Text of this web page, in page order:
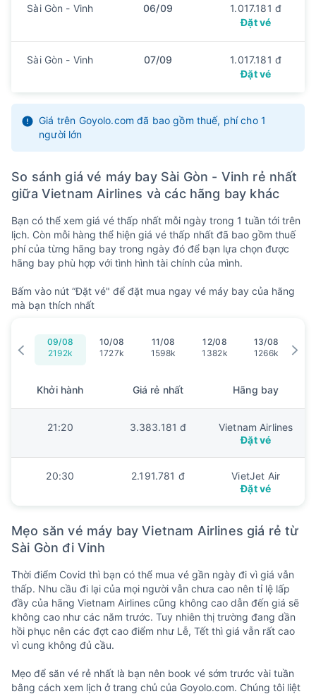
5 8 10
1/ 9
12
3
13
4
15
6
17
1017k
8
26
17
27
18
Sài Gòn - Vinh 06/09
1.017.181 đ
Đặt vé
Sài Gòn - Vinh 07/09
1.017.181 đ
Đặt vé
Giá trên Goyolo.com đã bao gồm thuế, phí cho 1
người lớn
So sánh giá vé máy bay Sài Gòn - Vinh rẻ nhất
giữa Vietnam Airlines và các hãng bay khác
Bạn có thể xem giá vé thấp nhất mỗi ngày trong 1 tuần tới trên
lịch. Còn mỗi hàng thể hiện giá vé thấp nhất đã bao gồm thuế
phí của từng hãng bay trong ngày đó để bạn lựa chọn được
hãng bay phù hợp với tình hình tài chính của mình.
Bấm vào nút “Đặt vé" để đặt mua ngay vé máy bay của hãng
mà bạn thích nhất
09/08
2192k
10/08
1727k
11/08
1598k
12/08
1382k
13/08
1266k
Khởi hành Giá rẻ nhất Hãng bay
21:20 3.383.181 đ
Vietnam Airlines
Đặt vé
20:30 2.191.781 đ
VietJet Air
Đặt vé
Mẹo săn vé máy bay Vietnam Airlines giá rẻ từ
Sài Gòn đi Vinh
Thời điểm Covid thì bạn có thể mua vé gần ngày đi vì giá vẫn
thấp. Nhu cầu đi lại của mọi người vẫn chưa cao nên tỉ lệ lấp
đầy của hãng Vietnam Airlines cũng không cao dẫn đến giá sẽ
không cao như các năm trước. Tuy nhiên thị trường đang dần
hồi phục nên các đợt cao điểm như Lễ, Tết thì giá vẫn rất cao
vì cung không đủ cầu.
Mẹo để săn vé rẻ nhất là bạn nên book vé sớm trước vài tuần
bằng cách xem lịch ở trang chủ của Goyolo.com. Chúng tôi liệt